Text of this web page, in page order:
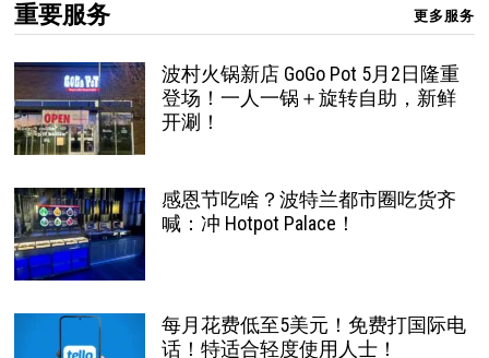
重要服务 更多服务
波村火锅新店 GoGo Pot 5月2日隆重
登场！一人一锅＋旋转自助，新鲜
开涮！
感恩节吃啥？波特兰都市圈吃货齐
喊：冲 Hotpot Palace！
每月花费低至5美元！免费打国际电
话！特适合轻度使用人士！